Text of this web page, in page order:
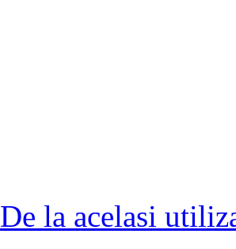
De la acelasi